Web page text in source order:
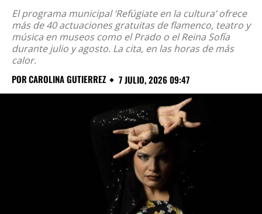
El programa municipal ‘Refúgiate en la cultura’ ofrece
más de 40 actuaciones gratuitas de flamenco, teatro y
música en museos como el Prado o el Reina Sofía
durante julio y agosto. La cita, en las horas de más
calor.
PORCAROLINA GUTIERREZ 7 JULIO, 2026 09:47